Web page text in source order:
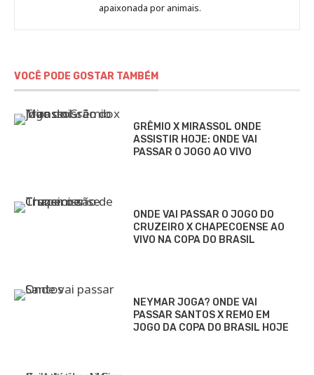
Fabbri
apaixonada por animais.
VOCÊ PODE GOSTAR TAMBÉM
GRÊMIO X MIRASSOL ONDE
ASSISTIR HOJE: ONDE VAI
PASSAR O JOGO AO VIVO
ONDE VAI PASSAR O JOGO DO
CRUZEIRO X CHAPECOENSE AO
VIVO NA COPA DO BRASIL
NEYMAR JOGA? ONDE VAI
PASSAR SANTOS X REMO EM
JOGO DA COPA DO BRASIL HOJE